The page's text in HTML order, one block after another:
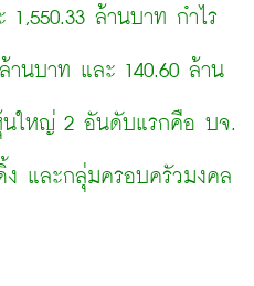
1,550.33 ล้านบาท กำไร
านบาท และ 140.60 ล้าน
ใหญ่ 2 อันดับแรกคือ บจ.
ง และกลุ่มครอบครัวมงคล